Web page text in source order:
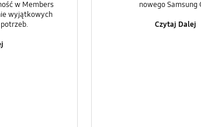
w Members
wyjątkowych
nowego Samsung
Czytaj Dalej